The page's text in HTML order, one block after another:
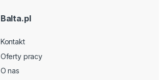
Balta.pl
Kontakt
Oferty pracy
O nas